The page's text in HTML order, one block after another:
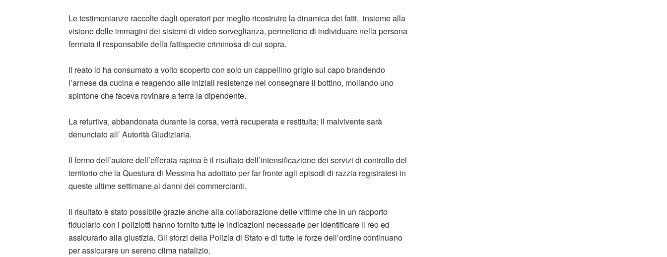
Le testimonianze raccolte dagli operatori per meglio ricostruire la dinamica dei fatti, insieme alla
visione delle immagini dei sistemi di video sorveglianza, permettono di individuare nella persona
fermata il responsabile della fattispecie criminosa di cui sopra.
Il reato lo ha consumato a volto scoperto con solo un cappellino grigio sul capo brandendo
l’arnese da cucina e reagendo alle iniziali resistenze nel consegnare il bottino, mollando uno
spintone che faceva rovinare a terra la dipendente.
La refurtiva, abbandonata durante la corsa, verrà recuperata e restituita; il malvivente sarà
denunciato all’ Autorità Giudiziaria.
Il fermo dell’autore dell’efferata rapina è il risultato dell’intensificazione dei servizi di controllo del
territorio che la Questura di Messina ha adottato per far fronte agli episodi di razzia registratesi in
queste ultime settimane ai danni dei commercianti.
Il risultato è stato possibile grazie anche alla collaborazione delle vittime che in un rapporto
fiduciario con i poliziotti hanno fornito tutte le indicazioni necessarie per identificare il reo ed
assicurarlo alla giustizia. Gli sforzi della Polizia di Stato e di tutte le forze dell’ordine continuano
per assicurare un sereno clima natalizio.